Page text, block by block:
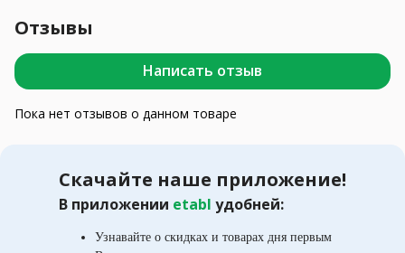
Отзывы
Написать отзыв
Пока нет отзывов о данном товаре
Скачайте наше приложение!
В приложении etabl удобней:
Узнавайте о скидках и товарах дня первым